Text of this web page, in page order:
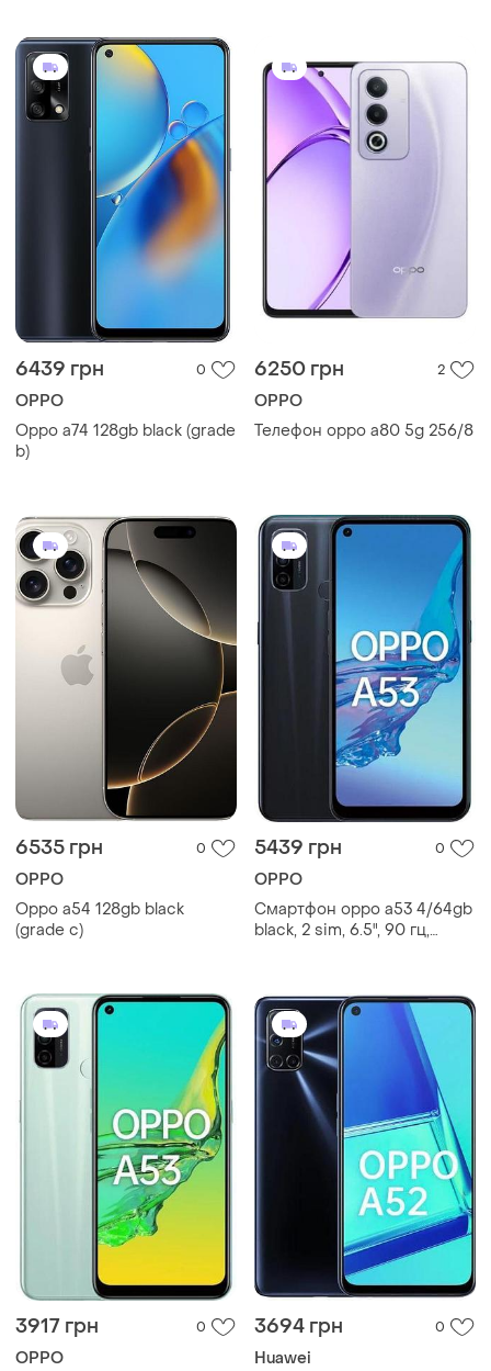
6439 грн 0
OPPO
Oppo a74 128gb black (grade
b)
6250 грн 2
OPPO
Телефон oppo a80 5g 256/8
6535 грн 0
OPPO
Oppo a54 128gb black
(grade c)
5439 грн 0
OPPO
Смартфон oppo a53 4/64gb
black, 2 sim, 6.5", 90 гц,
3917 грн 0
OPPO
3694 грн 0
Huawei